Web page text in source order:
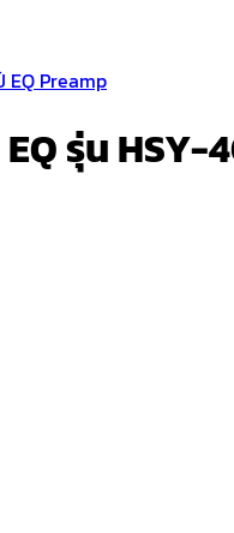
EQ Preamp
รุ่น HSY-